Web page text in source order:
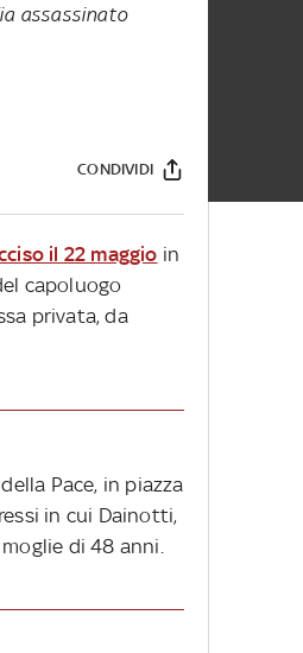
assassinato
CONDIVIDI
il 22 maggio in
capoluogo
privata, da
Pace, in piazza
in cui Dainotti,
di 48 anni.